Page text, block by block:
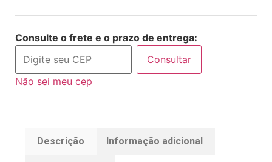
Consulte o frete e o prazo de entrega:
Consultar
Não sei meu cep
Descrição Informação adicional